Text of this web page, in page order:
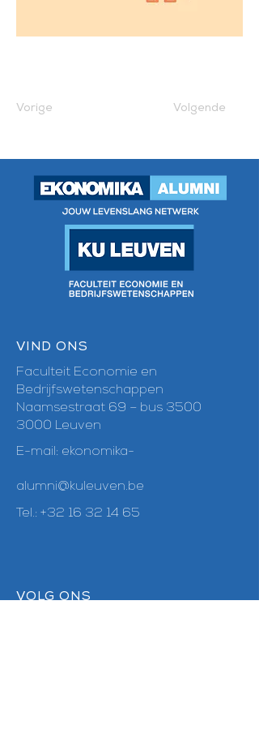
Vorige Volgende
VIND ONS
Faculteit Economie en
Bedrijfswetenschappen
Naamsestraat 69 – bus 3500
3000 Leuven
E-mail: ekonomika-
alumni@kuleuven.be
Tel.: +32 16 32 14 65
VOLG ONS